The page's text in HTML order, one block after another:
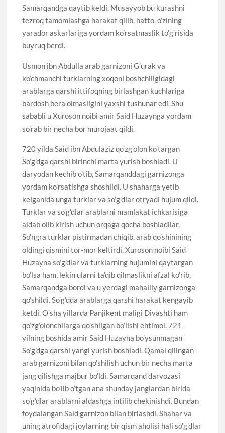
Samarqandga qaytib keldi. Musayyob bu kurashni
tezroq tamomlashga harakat qilib, hatto, o’zining
yarador askarlariga yordam ko’rsatmaslik to’g’risida
buyruq berdi.
Usmon ibn Abdulla arab garnizoni G’urak va
ko’chmanchi turklarning xoqoni boshchiligidagi
arablarga qarshi ittifoqning birlashgan kuchlariga
bardosh bera olmasligini yaxshi tushunar edi. Shu
sababli u Xuroson noibi amir Said Huzaynga yordam
so’rab bir necha bor murojaat qildi.
720 yilda Said ibn Abdulaziz qo’zg’olon ko’targan
So’g’dga qarshi birinchi marta yurish boshladi. U
daryodan kechib o’tib, Samarqanddagi garnizonga
yordam ko’rsatishga shoshildi. U shaharga yetib
kelganida unga turklar va so’g’dlar otryadi hujum qildi.
Turklar va so’g’dlar arablarni mamlakat ichkarisiga
aldab olib kirish uchun orqaga qocha boshladilar.
So’ngra turklar pistirmadan chiqib, arab qo’shinining
oldingi qismini tor-mor keltirdi. Xuroson noibi Said
Huzayna so’g’dlar va turklarning hujumini qaytargan
bo’lsa ham, lekin ularni ta’qib qilmaslikni afzal ko’rib,
Samarqandga bordi va u yerdagi mahalliy garnizonga
qo’shildi. So’g’dda arablarga qarshi harakat kengayib
ketdi. O’sha yillarda Panjikent maligi Divashti ham
qo’zg’olonchilarga qo’shilgan bo’lishi ehtimol. 721
yilning boshida amir Said Huzayna bo’ysunmagan
So’g’dga qarshi yangi yurish boshladi. Qamal qilingan
arab garnizoni bilan qo’shilish uchun bir necha marta
jang qilishga majbur bo’ldi. Samarqand darvozasi
yaqinida bo’lib o’tgan ana shunday janglardan birida
so’g’dlar arablarni aldashga intilib chekinishdi. Bundan
foydalangan Said garnizon bilan birlashdi. Shahar va
uning atrofidagi joylarning bir qism aholisi hali so’g’dlar